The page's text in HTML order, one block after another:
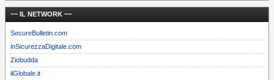
~~ IL NETWORK ~~
SecureBulletin.com
inSicurezzaDigitale.com
Ziobudda
ilGlobale.it